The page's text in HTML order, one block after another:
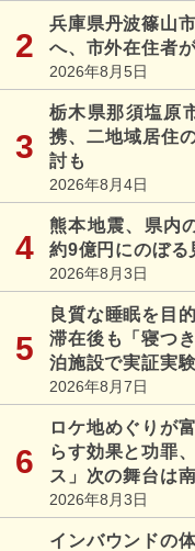
兵庫県丹波篠山
へ、市外在住者
2026年8月5日
栃木県那須塩原
携、二地域居住
討も
2026年8月4日
熊本地震、県内
約9億円にのぼる
2026年8月3日
良質な睡眠を目
滞在後も「寝つ
泊施設で実証実験
2026年8月7日
ロケ地めぐりが
らす効果と功罪
ス」次の舞台は
2026年8月3日
インバウンドの